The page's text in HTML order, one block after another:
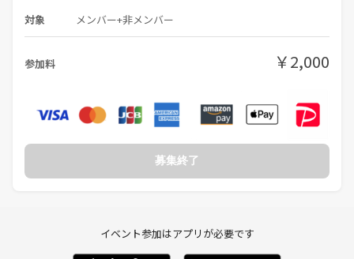
⑨後半は立席式となり、まだお話をしていない人がいたら名刺交換など
理論的には全員と名刺交換が可能です。
⑨もっとお話をしたい方とは２次会として喫茶店などに誘ってお話を続
けたり後日アポイントをとってより話を広げたり、深めたりしましょ
う。
当交流会は直接会って話せる場を作ることにより、参加者にビジネスの
チャンスを実際につかんでもらう事と、スピード感をもってビジネスを
対象 メンバー+非メンバー
参加料 ￥2,000
募集終了
イベント参加はアプリが必要です